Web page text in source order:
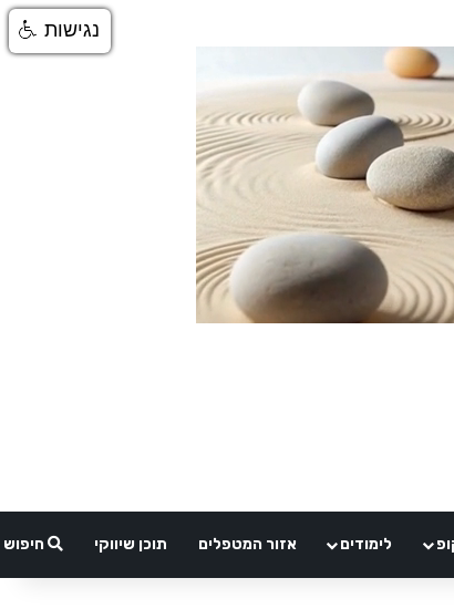
לימודים אזור המטפלים תוכן שיווקי חיפוש
נגישות